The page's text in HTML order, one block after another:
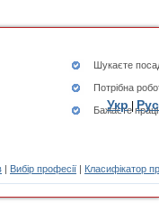
Шукаєте
Потрібна
Бажаєте
| Вибір професії | Класифікатор
Укр|Рус